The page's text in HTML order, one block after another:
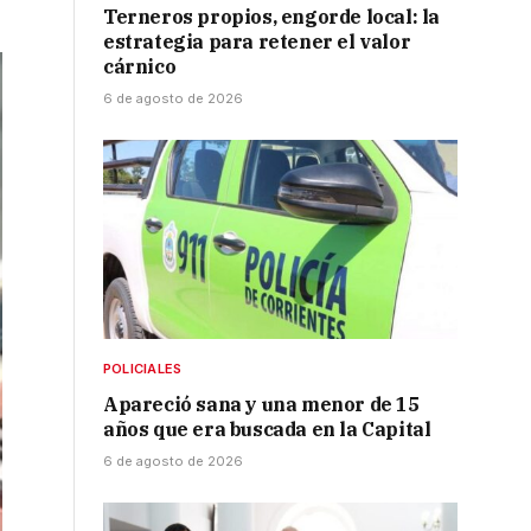
Terneros propios, engorde local: la
estrategia para retener el valor
cárnico
6 de agosto de 2026
POLICIALES
Apareció sana y una menor de 15
años que era buscada en la Capital
6 de agosto de 2026